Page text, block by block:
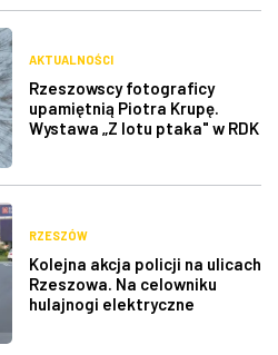
AKTUALNOŚCI
Rzeszowscy fotograficy
upamiętnią Piotra Krupę.
Wystawa „Z lotu ptaka" w RDK
RZESZÓW
Kolejna akcja policji na ulicach
Rzeszowa. Na celowniku
hulajnogi elektryczne